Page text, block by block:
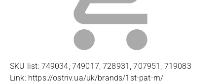
SKU list: 749034, 749017, 728931, 707951, 719083
Link: https://ostriv.ua/uk/brands/1st-pat-rn/